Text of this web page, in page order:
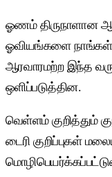
ஓணம் திருநாளான
ஓவியங்களை நாங்கள்
ஆரவாரமற்ற இந்த
ஒளிப்படுத்தின.
வெள்ளம் குறித்தும்
டைரி குறிப்புகள்